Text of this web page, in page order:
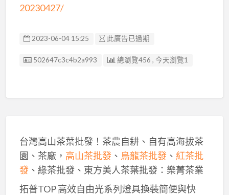
20230427/
2023-06-04 15:25 此廣告已過期
廣告编號
502647c3c4b2a993 總瀏覽456 , 今天瀏覽1
台灣高山茶葉批發！茶農自耕、自有高海拔茶
園、茶廠， 高山茶批發、 烏龍茶批發、 紅茶批
發、綠茶批發、東方美人茶葉批發：樂菁茶業
拓普TOP 高效自由光系列燈具換裝簡便與快